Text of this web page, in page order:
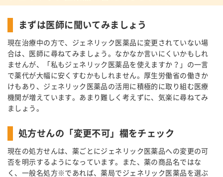
まずは医師に聞いてみましょう
現在治療中の方で、ジェネリック医薬品に変更されていない場
合は、医師に尋ねてみましょう。なかなか言いにくいかもしれ
ませんが、「私もジェネリック医薬品を使えますか？」の一言
で薬代が大幅に安くすむかもしれません。厚生労働省の働きか
けもあり、ジェネリック医薬品の活用に積極的に取り組む医療
機関が増えています。あまり難しく考えずに、気楽に尋ねてみ
ましょう。
処方せんの「変更不可」欄をチェック
現在の処方せんは、薬ごとにジェネリック医薬品への変更の可
否を明示するようになっています。また、薬の商品名ではな
く、一般名処方※であれば、薬局でジェネリック医薬品を選ぶ